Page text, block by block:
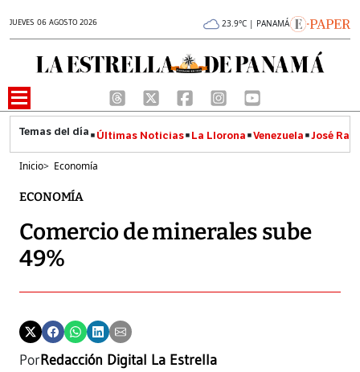
JUEVES 06 AGOSTO 2026 23.9°C | PANAMÁ
Últimas Noticias La Llorona Venezuela José
Inicio> Economía
ECONOMÍA
Comercio de minerales sube
49%
PorRedacción Digital La Estrella